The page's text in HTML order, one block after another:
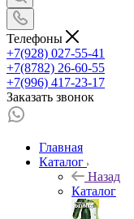
Телефоны
+7(928) 027-55-41
+7(8782) 26-60-55
+7(996) 417-23-17
Заказать звонок
Главная
Каталог
Назад
Каталог